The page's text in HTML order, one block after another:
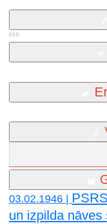
03.02.1946 |
un izpilda nāves